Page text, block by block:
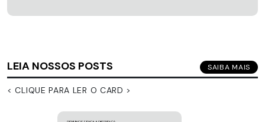
LEIA NOSSOS POSTS SAIBA MAIS
< CLIQUE PARA LER O CARD >